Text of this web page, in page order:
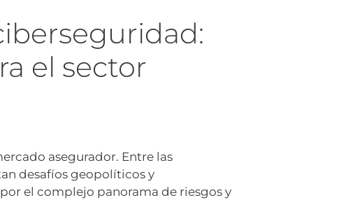
el sector
asegurador. Entre las
desafíos geopolíticos y
el complejo panorama de riesgos y